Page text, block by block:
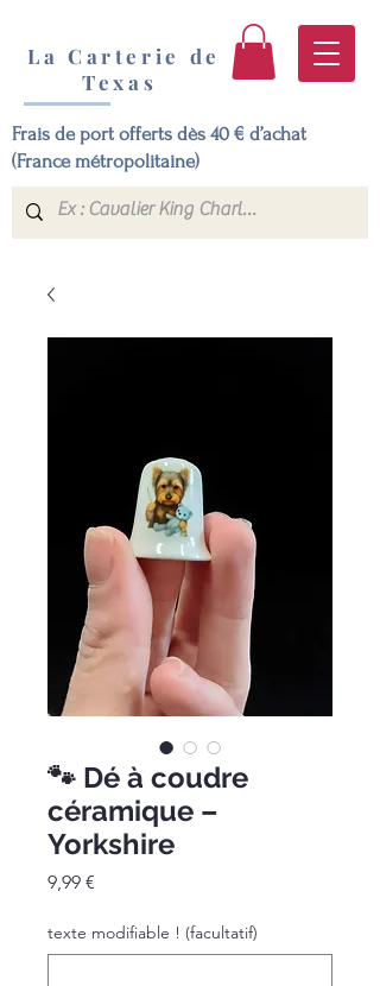
La Carterie de
Texas
Frais de port offerts dès 40 € d’achat
(France métropolitaine)
🐾 Dé à coudre
céramique –
Yorkshire
9,99 €
texte modifiable ! (facultatif)